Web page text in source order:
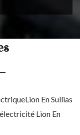
En Sullias
Lion En